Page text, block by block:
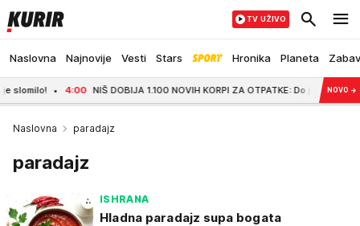
Naslovna Najnovije Vesti Stars Hronika Planeta
TV UŽIVO
4:00 NIŠ DOBIJA 1.100 NOVIH KORPI ZA OTPATKE: Do jeseni stižu iNOVO →
Naslovna paradajz
paradajz
ISHRANA
Hladna paradajz supa bogata